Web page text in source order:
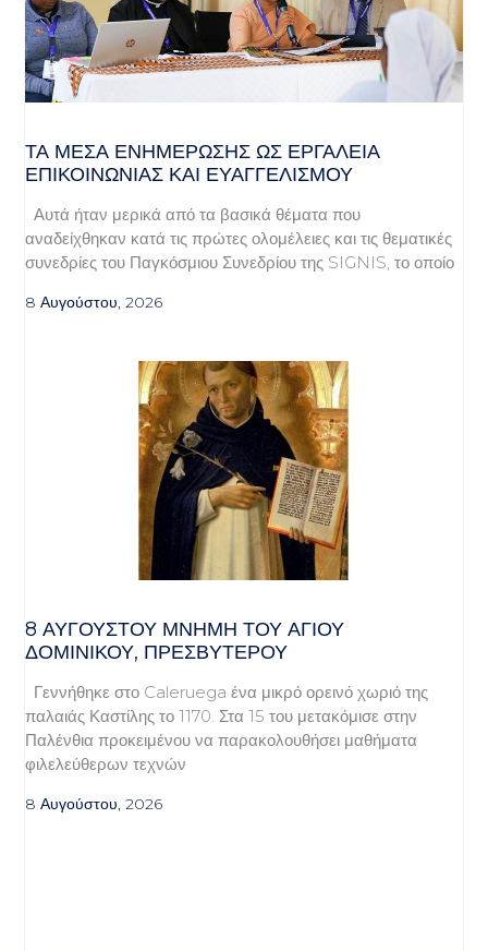
ΤΑ ΜΈΣΑ ΕΝΗΜΈΡΩΣΗΣ ΩΣ ΕΡΓΑΛΕΊΑ
ΕΠΙΚΟΙΝΩΝΊΑΣ ΚΑΙ ΕΥΑΓΓΕΛΙΣΜΟΎ
Αυτά ήταν μερικά από τα βασικά θέματα που
αναδείχθηκαν κατά τις πρώτες ολομέλειες και τις θεματικές
συνεδρίες του Παγκόσμιου Συνεδρίου της SIGNIS, το οποίο
8 Αυγούστου, 2026
8 ΑΥΓΟΥΣΤΟΥ ΜΝΗΜΗ ΤΟΥ ΑΓΙΟΥ
ΔΟΜΙΝΙΚΟΥ, ΠΡΕΣΒΥΤΕΡΟΥ
Γεννήθηκε στο Caleruega ένα μικρό ορεινό χωριό της
παλαιάς Καστίλης το 1170. Στα 15 του μετακόμισε στην
Παλένθια προκειμένου να παρακολουθήσει μαθήματα
φιλελεύθερων τεχνών
8 Αυγούστου, 2026